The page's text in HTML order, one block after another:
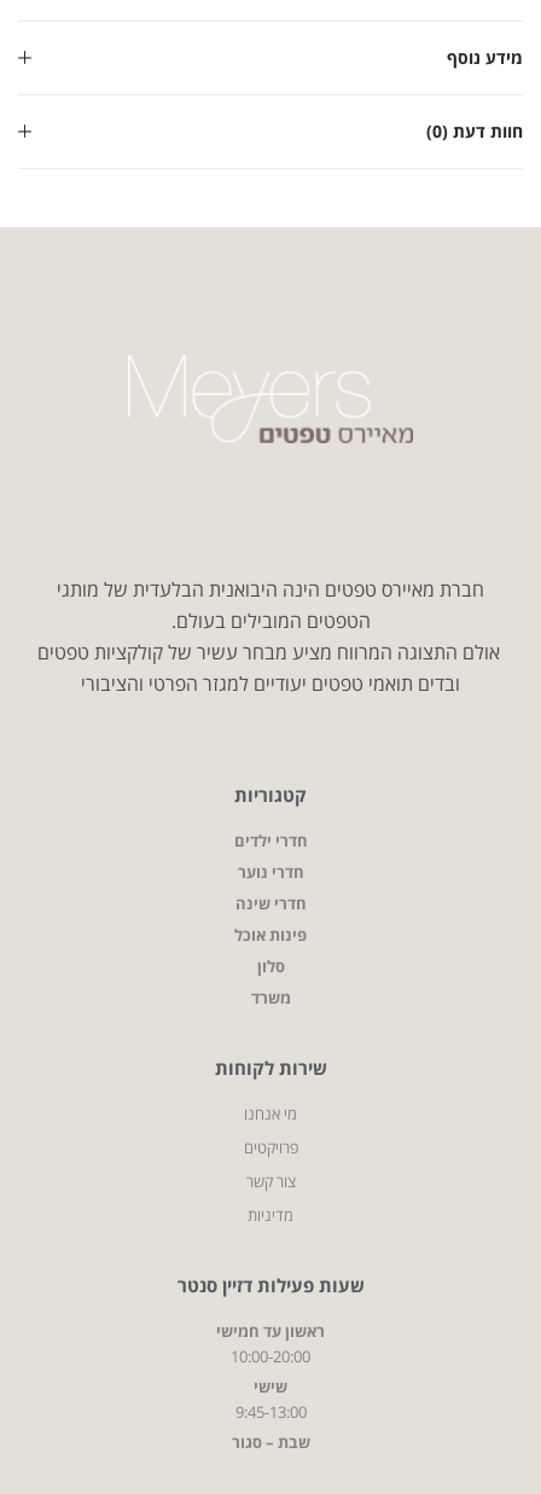
מידע נוסף
חוות דעת (0)
חברת מאיירס טפטים הינה היבואנית הבלעדית של מותגי
הטפטים המובילים בעולם.
אולם התצוגה המרווח מציע מבחר עשיר של קולקציות טפטים
ובדים תואמי טפטים יעודיים למגזר הפרטי והציבורי
קטגוריות
חדרי ילדים
חדרי נוער
חדרי שינה
פינות אוכל
סלון
משרד
שירות לקוחות
מי אנחנו
פרויקטים
צור קשר
מדיניות
שעות פעילות דזיין סנטר
ראשון עד חמישי
10:00-20:00
שישי
9:45-13:00
שבת – סגור